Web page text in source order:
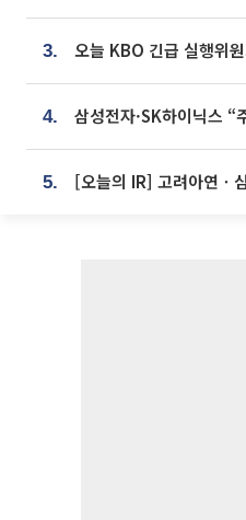
3. 오늘 KBO 긴급 실행위
4. 삼성전자·SK하이닉스 “
5. [오늘의 IR] 고려아연ㆍ